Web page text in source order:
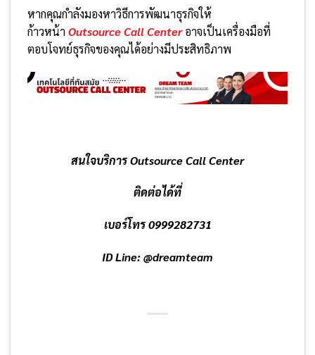
หากคุณกำลังมองหาวิธีการพัฒนาธุรกิจให้
ก้าวหน้า Outsource Call Centerอาจเป็นเครื่องมือที่
ตอบโจทย์ธุรกิจของคุณได้อย่างมีประสิทธิภาพ
สนใจบริการ Outsource Call Center
ติดต่อได้ที่
เบอร์โทร 0999282731
ID Line: @dreamteam